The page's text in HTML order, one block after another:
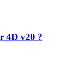
4D v20 ?